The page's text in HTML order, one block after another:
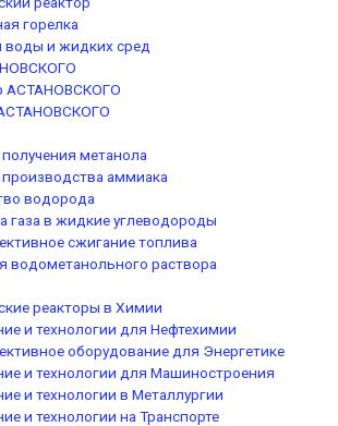
горелка
и жидких сред
АСТАНОВСКОГО
метанола
аммиака
водорода
газа в жидкие углеводороды
сжигание топлива
водометанольного раствора
реакторы в Химии
и технологии для Нефтехимии
оборудование для Энергетике
и технологии для Машиностроения
и технологии в Металлургии
и технологии на Транспорте